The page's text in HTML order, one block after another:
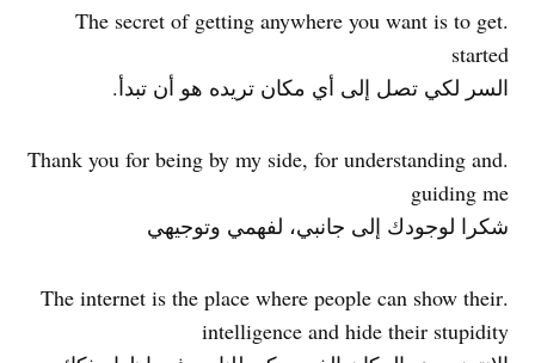
.The secret of getting anywhere you want is to get
started
السر لكي تصل إلى أي مكان تريده هو أن تبدأ.
.Thank you for being by my side, for understanding and
guiding me
شكرا لوجودك إلى جانبي، لفهمي وتوجيهي
.The internet is the place where people can show their
intelligence and hide their stupidity